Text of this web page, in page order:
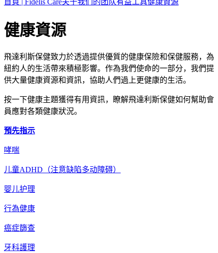
首頁 | Fidelis Care关于我们的团队有益工具健康資源
健康資源
飛達利斯保健致力於透過提供優質的健康保險和保健服務，為
紐約人的生活帶來積極影響。作為我們使命的一部分，我們提
供大量健康資源和資訊，協助人們過上更健康的生活。
按一下健康主題獲得有用資訊，瞭解飛達利斯保健如何幫助會
員應對各類健康狀況。
預先指示
哮喘
儿童ADHD（注意缺陷多动障碍）
婴儿护理
行為健康
癌症篩查
牙科護理